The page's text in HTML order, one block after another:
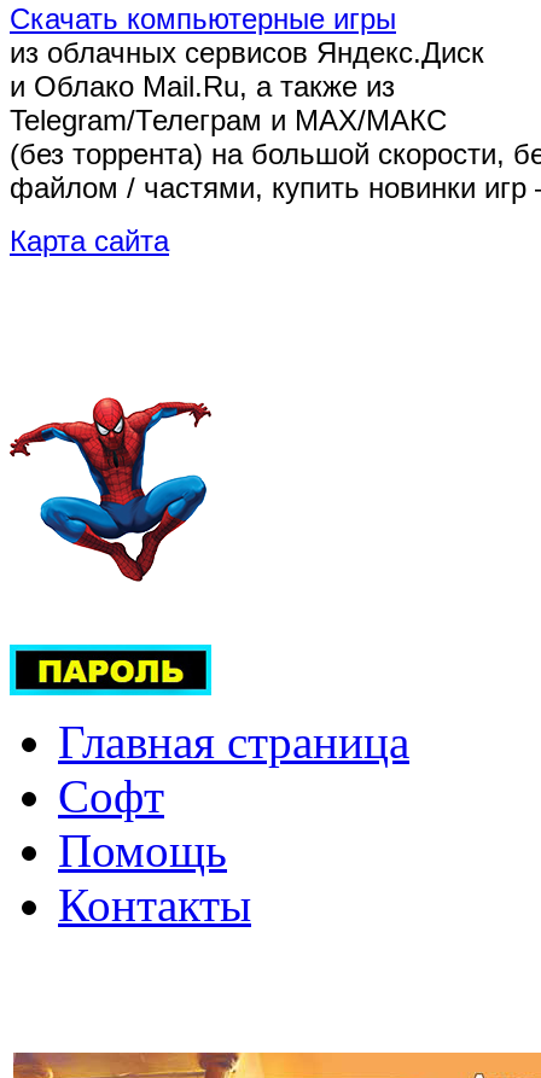
Скачать компьютерные игры
из облачных сервисов Яндекс.Диск
и Облако Mail.Ru, а также из
Telegram/Телеграм и MAX/МАКС
(без торрента) на большой скорости,
файлом / частями, купить новинки
Карта сайта
Главная страница
Софт
Помощь
Контакты